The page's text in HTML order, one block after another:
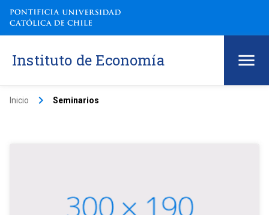
Instituto de Economía
Inicio keyboard_arrow_right Seminarios